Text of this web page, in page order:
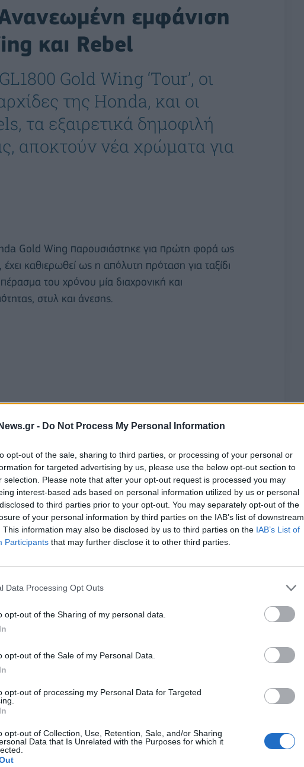
- Do Not Process My Personal Information
opt-out of the sale, sharing to third parties, or processing of your personal or
for targeted advertising by us, please use the below opt-out section to
selection. Please note that after your opt-out request is processed you may
interest-based ads based on personal information utilized by us or personal
to third parties prior to your opt-out. You may separately opt-out of the
of your personal information by third parties on the IAB’s list of downstream
This information may also be disclosed by us to third parties on the IAB’s List of
Participants that may further disclose it to other third parties.
Data Processing Opt Outs
opt-out of the Sharing of my personal data.
opt-out of the Sale of my Personal Data.
opt-out of processing my Personal Data for Targeted
opt-out of Collection, Use, Retention, Sale, and/or Sharing
Data that Is Unrelated with the Purposes for which it
εμφάνιση
και Rebel
Gold Wing ‘Tour’, οι
της Honda, και οι
τα εξαιρετικά δημοφιλή
αποκτούν νέα χρώματα για
Gold Wing παρουσιάστηκε για πρώτη φορά ως
καθιερωθεί ως η απόλυτη πρόταση για ταξίδι
του χρόνου μία διαχρονική και
στυλ και άνεσης.
νέες επιλογές χρωμάτων. Διαθέσιμη
(DCT) της Honda, ηGL1800 Gold Wingθα
Armoured Green Metallic, με καφέ λεπτομέρειες
συνδυασμούς για το 2024:
κινητήρα και
με χειροκίνητο κιβώτιο της Goldwing ‘Tour’ θα